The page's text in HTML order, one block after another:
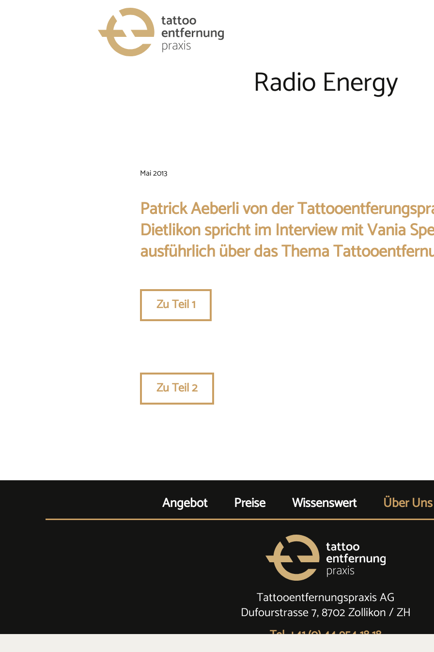
Radio Energy
Mai 2013
Patrick Aeberli von der
Dietlikon spricht im Interview mit Vania
ausführlich über das Thema
Zu Teil 1
Zu Teil 2
Angebot Preise Wissenswert Über Uns
Tattooentfernungspraxis AG
Dufourstrasse 7, 8702 Zollikon / ZH
Tel. +41 (0) 44 954 18 18